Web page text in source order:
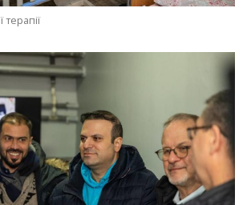
терапії